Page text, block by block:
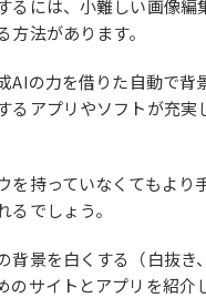
るには、小難しい画像編
法があります。
AIの力を借りた自動で背
るアプリやソフトが充実
を持っていなくてもより
るでしょう。
背景を白くする（白抜き
のサイトとアプリを紹介